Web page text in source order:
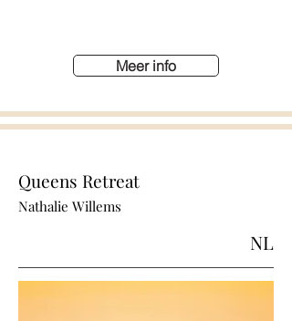
Meer info
Queens Retreat
Nathalie Willems
NL